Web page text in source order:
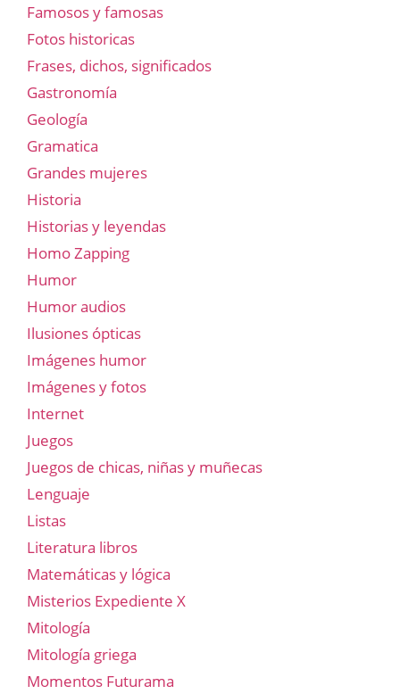
Famosos y famosas
Fotos historicas
Frases, dichos, significados
Gastronomía
Geología
Gramatica
Grandes mujeres
Historia
Historias y leyendas
Homo Zapping
Humor
Humor audios
Ilusiones ópticas
Imágenes humor
Imágenes y fotos
Internet
Juegos
Juegos de chicas, niñas y muñecas
Lenguaje
Listas
Literatura libros
Matemáticas y lógica
Misterios Expediente X
Mitología
Mitología griega
Momentos Futurama